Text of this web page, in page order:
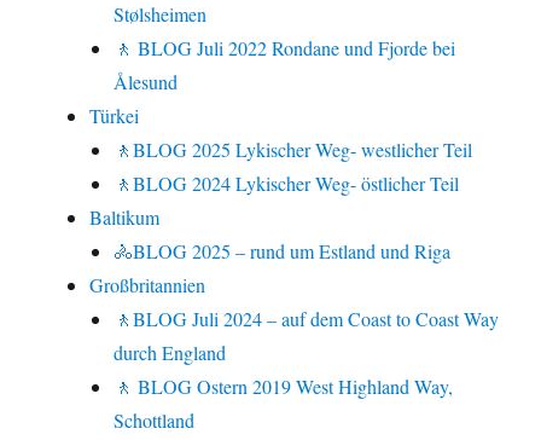
Stølsheimen
🚶 BLOG Juli 2022 Rondane und Fjorde bei
Ålesund
Türkei
🚶BLOG 2025 Lykischer Weg- westlicher Teil
🚶BLOG 2024 Lykischer Weg- östlicher Teil
Baltikum
🚴BLOG 2025 – rund um Estland und Riga
Großbritannien
🚶BLOG Juli 2024 – auf dem Coast to Coast Way
durch England
🚶 BLOG Ostern 2019 West Highland Way,
Schottland